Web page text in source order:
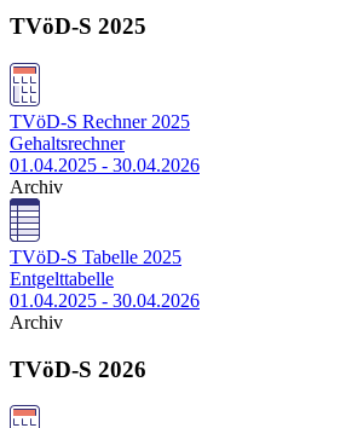
TVöD-S 2025
TVöD-S Rechner 2025
Gehaltsrechner
01.04.2025 - 30.04.2026
Archiv
TVöD-S Tabelle 2025
Entgelttabelle
01.04.2025 - 30.04.2026
Archiv
TVöD-S 2026